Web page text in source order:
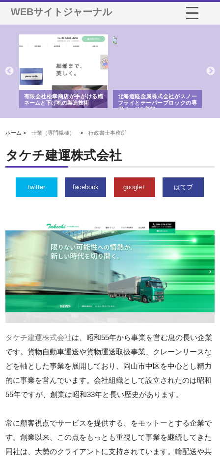
WEBサイトジャーナル
有限会社松幸商店が手がける織
ネームと下げ札の製造技術
北海道軽金属株式会社がスノー
フライとテーパーブロックの専
用ページを新設
ホーム >士業（専門職種） >行政書士事務所
タケチ建運株式会社
twitter facebook google+ はてブ
タケチ建運株式会社は、昭和55年から事業を営む息の長い企業
です。貨物自動車運送や貨物運送取扱事業、クレーンリースな
どを軸とした事業を展開しており、岡山市中区を中心とし精力
的に事業を営んでいます。会社組織として設立されたのは昭和
55年ですが、創業は昭和33年と長い歴史があります。
常に顧客視点でサービスを提供する、をモットーとする企業で
す。創業以来、この点をもっとも重視して事業を継続してきた
同社は、大勢のクライアントに支持されています。輸配送や共